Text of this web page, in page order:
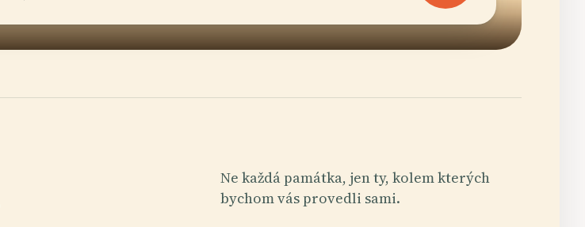
Ne každá památka, jen ty, kolem kterých
bychom vás provedli sami.